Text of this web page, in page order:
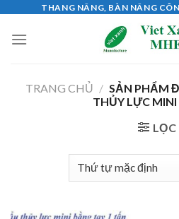
content
THANG NÂNG, BÀN NÂNG
TRANG CHỦ / SẢN PHẨM
THỦY LỰC MINI
LỌC